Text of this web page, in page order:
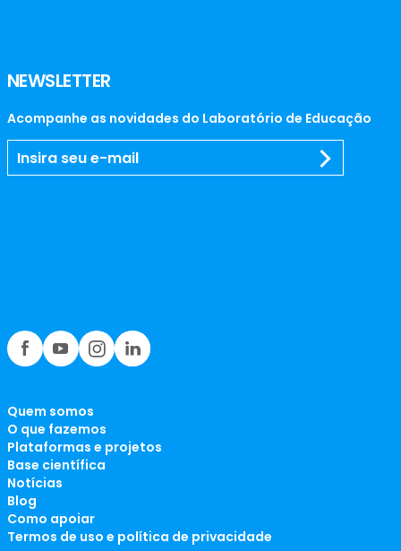
NEWSLETTER
Acompanhe as novidades do Laboratório de Educação
Quem somos
O que fazemos
Plataformas e projetos
Base científica
Notícias
Blog
Como apoiar
Termos de uso e política de privacidade